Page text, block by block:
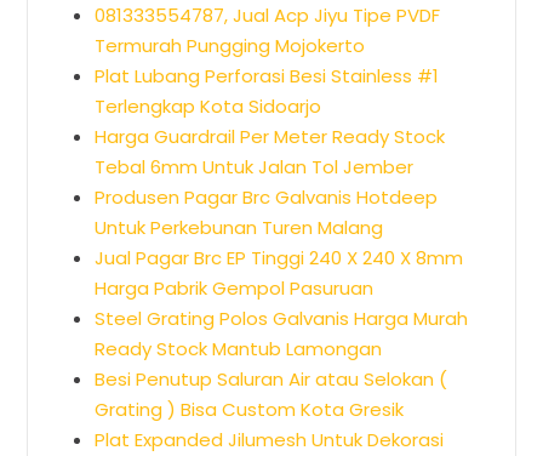
081333554787, Jual Acp Jiyu Tipe PVDF
Termurah Pungging Mojokerto
Plat Lubang Perforasi Besi Stainless #1
Terlengkap Kota Sidoarjo
Harga Guardrail Per Meter Ready Stock
Tebal 6mm Untuk Jalan Tol Jember
Produsen Pagar Brc Galvanis Hotdeep
Untuk Perkebunan Turen Malang
Jual Pagar Brc EP Tinggi 240 X 240 X 8mm
Harga Pabrik Gempol Pasuruan
Steel Grating Polos Galvanis Harga Murah
Ready Stock Mantub Lamongan
Besi Penutup Saluran Air atau Selokan (
Grating ) Bisa Custom Kota Gresik
Plat Expanded Jilumesh Untuk Dekorasi